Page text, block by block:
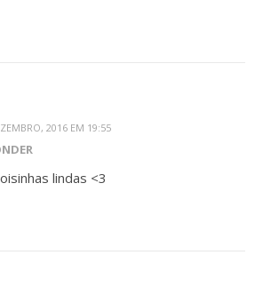
2016 EM 19:55
lindas <3